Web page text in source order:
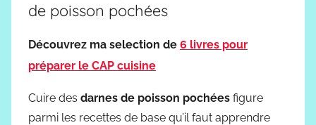
de poisson pochées
Découvrez ma selection de 6 livres pour
préparer le CAP cuisine
Cuire des darnes de poisson pochées figure
parmi les recettes de base qu’il faut apprendre